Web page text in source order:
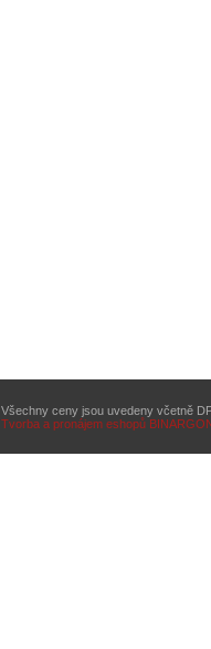
Všechny ceny jsou uvedeny včetně
Tvorba a pronájem eshopů